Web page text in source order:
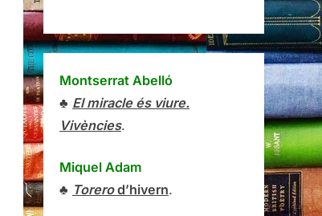
Montserrat Abelló
♣ El miracle és viure.
Vivències.
Miquel Adam
♣ Torerod’hivern.